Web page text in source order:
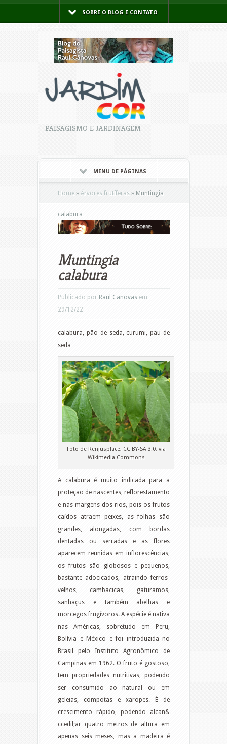
SOBRE O BLOG E CONTATO
PAISAGISMO E JARDINAGEM
MENU DE PÁGINAS
Home » Árvores frutíferas » Muntingia
calabura
Muntingia
calabura
Publicado por Raul Canovas em
29/12/22
calabura, pão de seda, curumi, pau de
seda
Foto de Renjusplace, CC BY-SA 3.0, via
Wikimedia Commons
A calabura é muito indicada para a
proteção de nascentes, reflorestamento
e nas margens dos rios, pois os frutos
caídos atraem peixes, as folhas são
grandes, alongadas, com bordas
dentadas ou serradas e as flores
aparecem reunidas em inflorescências,
os frutos são globosos e pequenos,
bastante adocicados, atraindo ferros-
velhos, cambacicas, gaturamos,
sanhaçus e também abelhas e
morcegos frugívoros. A espécie é nativa
nas Américas, sobretudo em Peru,
Bolívia e México e foi introduzida no
Brasil pelo Instituto Agronômico de
Campinas em 1962. O fruto é gostoso,
tem propriedades nutritivas, podendo
ser consumido ao natural ou em
geleias, compotas e xaropes. É de
crescimento rápido, podendo alcan&
ccedil;ar quatro metros de altura em
apenas seis meses, mas a madeira é